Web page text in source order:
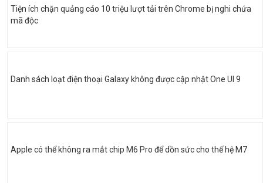
Tiện ích chặn quảng cáo 10 triệu lượt tải trên Chrome bị nghi chứa
mã độc
Danh sách loạt điện thoại Galaxy không được cập nhật One UI 9
Apple có thể không ra mắt chip M6 Pro để dồn sức cho thế hệ M7